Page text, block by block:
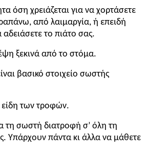
όση χρειάζεται για να χορτάσετε
από λαιμαργία, ή επειδή
αδειάσετε το πιάτο σας.
ξεκινά από το στόμα.
βασικό στοιχείο σωστής
των τροφών.
τη σωστή διατροφή σ’ όλη τη
Υπάρχουν πάντα κι άλλα να μάθετε